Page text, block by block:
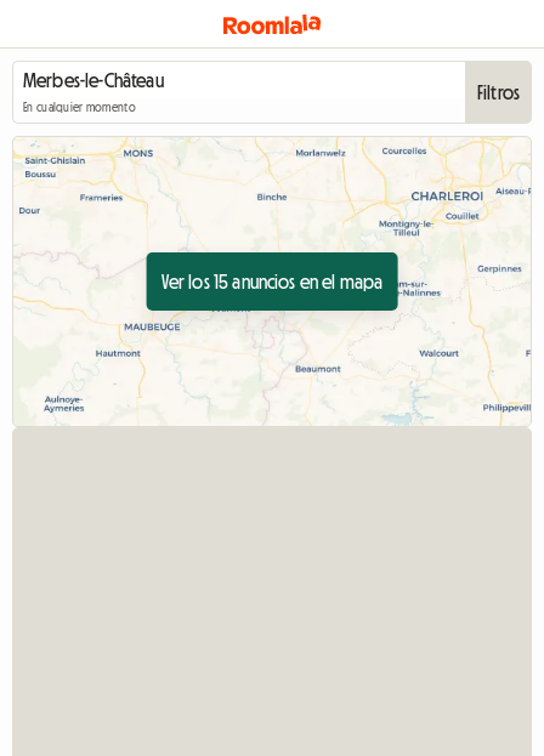
En cualquier momento
Filtros
Ver los 15 anuncios en el mapa